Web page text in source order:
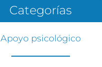
Categorías
Apoyo psicológico